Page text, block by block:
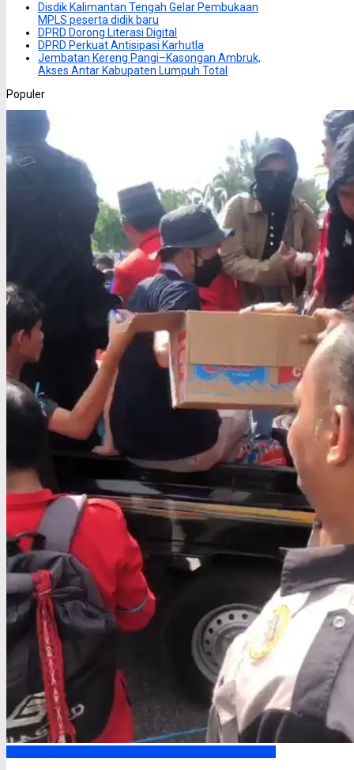
Disdik Kalimantan Tengah Gelar Pembukaan
MPLS peserta didik baru
DPRD Dorong Literasi Digital
DPRD Perkuat Antisipasi Karhutla
Jembatan Kereng Pangi–Kasongan Ambruk,
Akses Antar Kabupaten Lumpuh Total
Populer